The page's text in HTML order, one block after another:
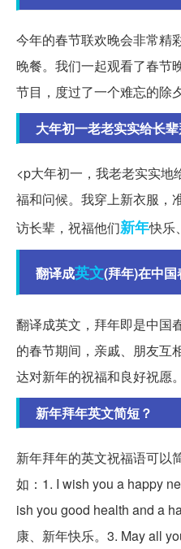
今年的春节联欢晚会非常精
晚餐。我们一起观看了春节
节目，度过了一个难忘的除夕
大年初一老老实实给长
<p大年初一，我老老实实
福和问候。我穿上新衣服，
访长辈，祝福他们新年快乐
翻译成英文(拜年)在中
翻译成英文，拜年即是中国
的春节期间，亲戚、朋友互
达对新年的祝福和良好祝愿。
新年拜年英文简短？
新年拜年的英文祝福语可以
如：1. I wish you a happy
ish you good health and a
康、新年快乐。3. May all